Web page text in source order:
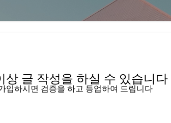
상 글 작성을 하실 수 있습니다
입하시면 검증을 하고 등업하여 드립니다